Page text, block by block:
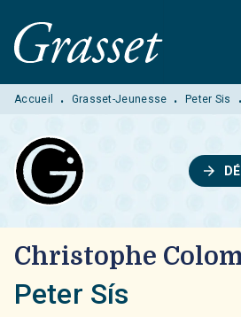
MENU RECHERCHE
PIED DE PAGE
Accueil • Grasset-Jeunesse • Peter Sis •
arrow_forward
Christophe
Peter Sís